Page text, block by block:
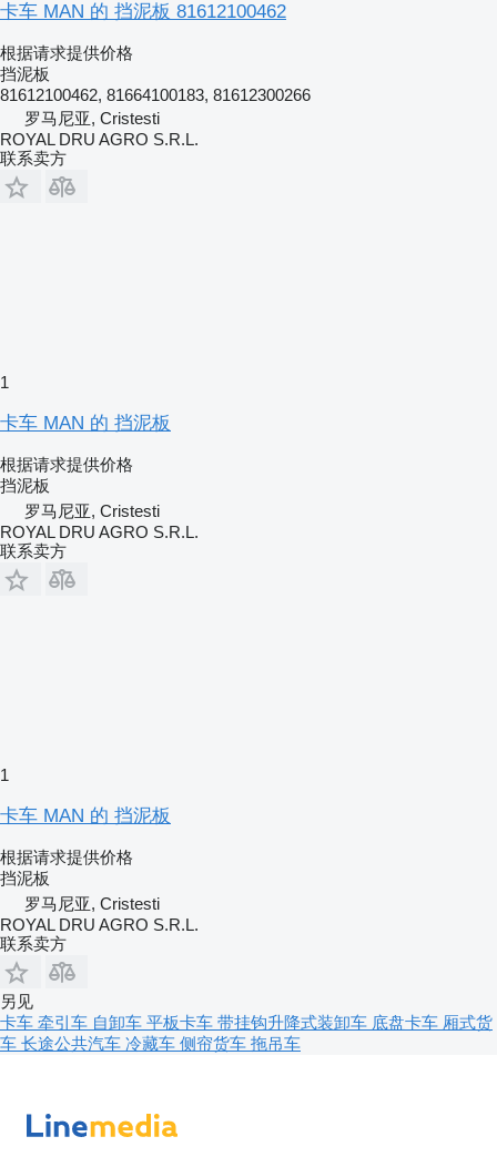
卡车 MAN 的 挡泥板 81612100462
根据请求提供价格
挡泥板
81612100462, 81664100183, 81612300266
罗马尼亚, Cristesti
ROYAL DRU AGRO S.R.L.
联系卖方
1
卡车 MAN 的 挡泥板
根据请求提供价格
挡泥板
罗马尼亚, Cristesti
ROYAL DRU AGRO S.R.L.
联系卖方
1
卡车 MAN 的 挡泥板
根据请求提供价格
挡泥板
罗马尼亚, Cristesti
ROYAL DRU AGRO S.R.L.
联系卖方
另见
卡车 牵引车 自卸车 平板卡车 带挂钩升降式装卸车 底盘卡车 厢式货
车 长途公共汽车 冷藏车 侧帘货车 拖吊车